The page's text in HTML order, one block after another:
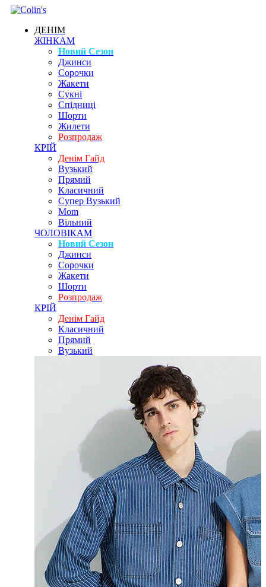
ДЕНІМ
ЖІНКАМ
Новий Сезон
Джинси
Сорочки
Жакети
Сукні
Спідниці
Шорти
Жилети
Розпродаж
КРІЙ
Денім Гайд
Вузький
Прямий
Класичний
Супер Вузький
Mom
Вільний
ЧОЛОВІКАМ
Новий Сезон
Джинси
Сорочки
Жакети
Шорти
Розпродаж
КРІЙ
Денім Гайд
Класичний
Прямий
Вузький